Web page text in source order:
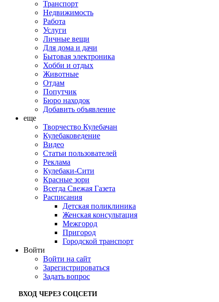
Транспорт
Недвижимость
Работа
Услуги
Личные вещи
Для дома и дачи
Бытовая электроника
Хобби и отдых
Животные
Отдам
Попутчик
Бюро находок
Добавить объявление
еще
Творчество Кулебачан
Кулебаковедение
Видео
Статьи пользователей
Реклама
Кулебаки-Сити
Красные зори
Всегда Свежая Газета
Расписания
Детская поликлиника
Женская консультация
Межгород
Пригород
Городской транспорт
Войти
Войти на сайт
Зарегистрироваться
Задать вопрос
ВХОД ЧЕРЕЗ СОЦСЕТИ